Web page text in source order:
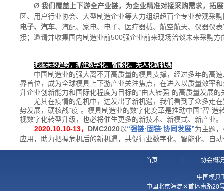
Ø我们覆盖上下游全产业链，为企业精准对接采购需求，拓
区、用户行业协会、大型制造企业等大力组织超百个专业参观采
电子、汽车、汽配、家电、电子、医疗器械、航空航天、仪器仪
接；邀请并收集国内制造业前500强企业前来现场洽谈未来采购方
把握未来趋势，抓住数字化、智能化、无人化新机遇
中国制造业的强大离不开高质量的模具支撑，经过多年的高
界首位，成为全球模具上下游产业关注焦点，在进入以质量效率
升企业创新能力和国际化程度为目标的“由大转强”的高质量发展
尤其在疫情的危机中，迸发出了新机遇，我们看到了众多走
势发展，硬核战“疫”。模具制造业的数字化变革是推动中国“智”
视数字化转型升级，也必将催生更多的新技术、新模式、新产业。
2020.10.10-13， DMC2020以“强链·固链·协同发展”为主题
应用，助力把握危机后的新机遇，共促行业数字化、智能化、自
首页 协会概
中国模具
中国北京海淀区首体南路20